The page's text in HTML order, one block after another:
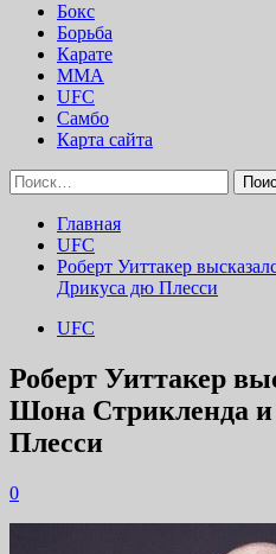
Бокс
Борьба
Карате
ММА
UFC
Самбо
Карта сайта
Найти:
Главная
UFC
Роберт Уиттакер
Дрикуса дю Плесси
UFC
Роберт Уиттакер
Шона Стрикленда
Плесси
0